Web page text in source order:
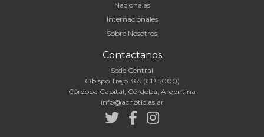
Nacionales
Internacionales
Sobre Nosotros
Contactanos
Sede Central
Obispo Trejo 365 (CP 5000)
Córdoba Capital, Córdoba, Argentina
info@acnoticias.ar